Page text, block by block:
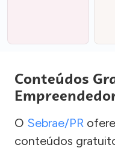
Conteúdos
O Sebrae/PR
conteúdos